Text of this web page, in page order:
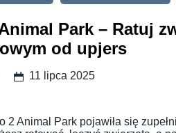
Park – Ratuj
od upjers
11 lipca 2025
2 Animal Park pojawiła się